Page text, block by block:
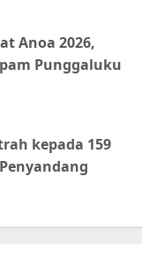
Anoa 2026,
Punggaluku
kepada 159